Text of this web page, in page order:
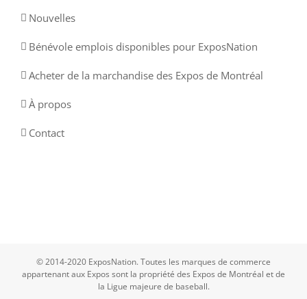
Nouvelles
Bénévole emplois disponibles pour ExposNation
Acheter de la marchandise des Expos de Montréal
À propos
Contact
© 2014-2020 ExposNation. Toutes les marques de commerce
appartenant aux Expos sont la propriété des Expos de Montréal et de
la Ligue majeure de baseball.